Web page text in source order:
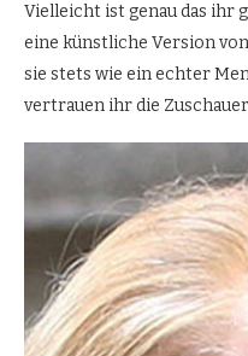
Vielleicht ist genau das ihr
eine künstliche Version
sie stets wie ein echter
vertrauen ihr die